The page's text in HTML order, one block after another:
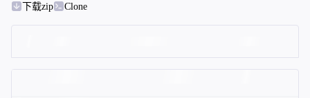
下载zip
Clone